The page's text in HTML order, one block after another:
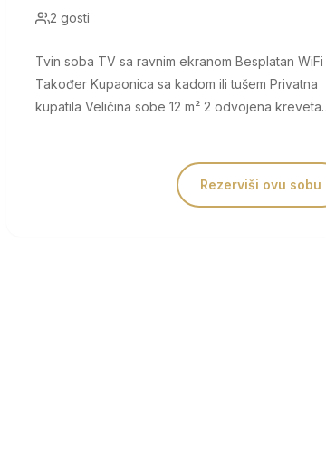
2 gosti
Tvin soba TV sa ravnim ekranom Besplatan WiFi
Također Kupaonica sa kadom ili tušem Privatna
kupatila Veličina sobe 12 m² 2 odvojena kreveta
Rezerviši ovu sobu